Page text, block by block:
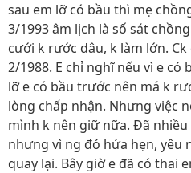
sau em lỡ có bầu thì mẹ
3/1993 âm lịch là số sát
cưới k rước dâu, k làm lớn.
2/1988. E chỉ nghĩ nếu vì e
lỡ e có bầu trước nên má k
lòng chấp nhận. Nhưng việc
mình k nên giữ nữa. Đã
nhưng vì ng đó hứa hẹn, yêu
quay lại. Bây giờ e đã có thai